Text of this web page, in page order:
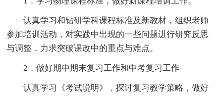
认真学习和钻研学科课程标准及新教材，组织老师
参加培训活动，对实践中出现的一些问题进行研究反思
与调整，力求突破课改中的重点与难点。
2．做好期中期末复习工作和中考复习工作
认真学习《考试说明》，探讨复习教学策略，做好